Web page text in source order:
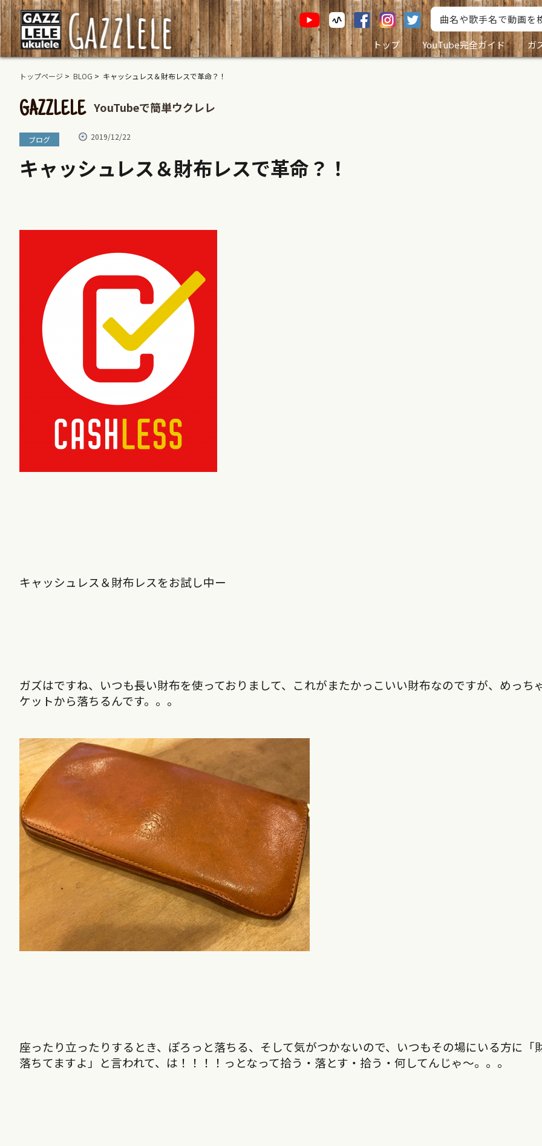
トップ YouTube完全ガイド ガ
トップページ > BLOG > キャッシュレス＆財布レスで革命？！
GAZZLELE YouTubeで簡単ウクレレ
ブログ 2019/12/22
キャッシュレス＆財布レスで革命？！
キャッシュレス＆財布レスをお試し中ー
ガズはですね、いつも長い財布を使っておりまして、これがまたかっこいい財布なのですが、めっち
ケットから落ちるんです。。。
座ったり立ったりするとき、ぽろっと落ちる、そして気がつかないので、いつもその場にいる方に「
落ちてますよ」と言われて、は！！！！っとなって拾う・落とす・拾う・何してんじゃ～。。。